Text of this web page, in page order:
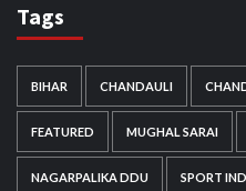
Tags
BIHAR CHANDAULI
FEATURED MUGHAL SARAI
NAGARPALIKA DDU SPORT